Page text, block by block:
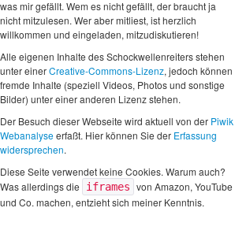
was mir gefällt. Wem es nicht gefällt, der braucht ja
nicht mitzulesen. Wer aber mitliest, ist herzlich
willkommen und eingeladen, mitzudiskutieren!
Alle eigenen Inhalte des Schockwellenreiters stehen
unter einerCreative-Commons-Lizenz, jedoch können
fremde Inhalte (speziell Videos, Photos und sonstige
Bilder) unter einer anderen Lizenz stehen.
Der Besuch dieser Webseite wird aktuell von der Piwik
Webanalyseerfaßt. Hier können Sie der Erfassung
widersprechen.
Diese Seite verwendet keine Cookies. Warum auch?
Was allerdings die
iframes von Amazon, YouTube
und Co. machen, entzieht sich meiner Kenntnis.